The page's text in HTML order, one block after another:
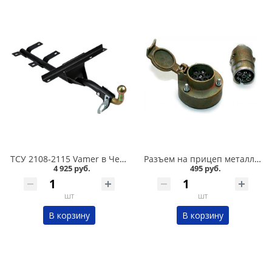
ТСУ 2108-2115 Vamer в Челябинске
4 925 руб.
шт
В корзину
Разъем на прицеп металлический /"мама"+"папа"/, к-т в Челябинске
495 руб.
шт
В корзину